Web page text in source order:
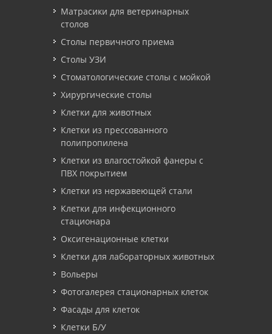
Матрасики для ветеринарных
столов
Столы первичного приема
Столы УЗИ
Стоматологические столы с мойкой
Хирургические столы
Клетки для животных
Клетки из прессованного
полипропилена
Клетки из влагостойкой фанеры с
ПВХ покрытием
Клетки из нержавеющей стали
Клетки для инфекционного
стационара
Оксигенационные клетки
Клетки для лабораторных животных
Вольеры
Фотогалерея стационарных клеток
Фасады для клеток
Клетки Б/У